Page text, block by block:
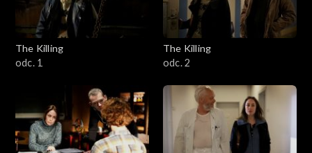
Sezon 3
The Killing
odc. 1
The Killing
odc. 2